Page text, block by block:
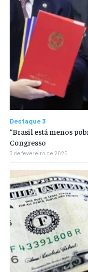
Destaque 3
“Brasil está menos
Congresso
3 de fevereiro de 2025